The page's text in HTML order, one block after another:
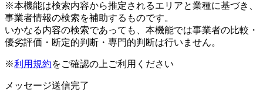
※本機能は検索内容から推定されるエリアと業種に基づき、
事業者情報の検索を補助するものです。
いかなる内容の検索であっても、本機能では事業者の比較・
優劣評価・断定的判断・専門的判断は行いません。
※利用規約をご確認の上ご利用ください
メッセージ送信完了